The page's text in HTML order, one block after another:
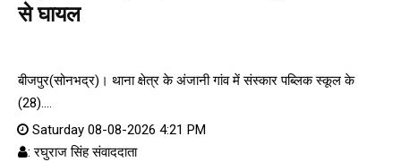
से घायल
बीजपुर(सोनभद्र)। थाना क्षेत्र के अंजानी गांव में संस्कार पब्लिक स्कूल के
(28)....
Saturday 08-08-2026 4:21 PM
: रघुराज सिंह संवाददाता